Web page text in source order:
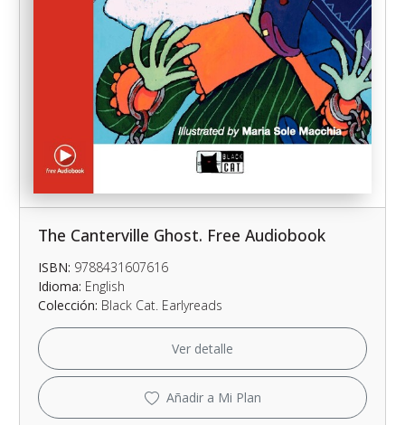
The Canterville Ghost. Free Audiobook
ISBN: 9788431607616
Idioma: English
Colección: Black Cat. Earlyreads
Ver detalle
Añadir a Mi Plan